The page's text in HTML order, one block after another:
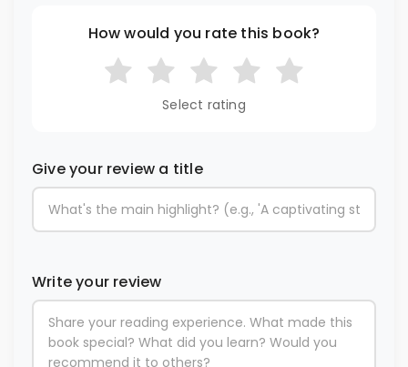
How would you rate this book?
Select rating
Give your review a title
Write your review